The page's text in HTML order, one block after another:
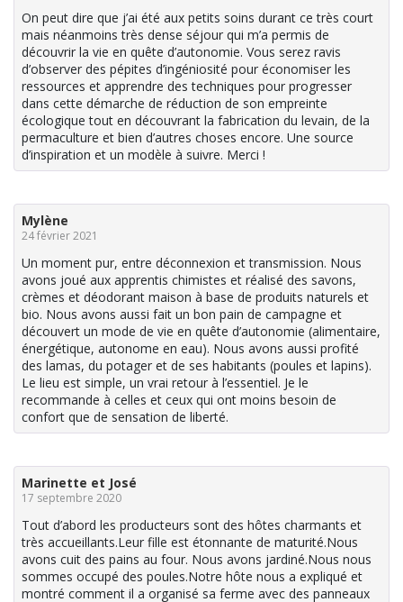
On peut dire que j’ai été aux petits soins durant ce très court
mais néanmoins très dense séjour qui m’a permis de
découvrir la vie en quête d’autonomie. Vous serez ravis
d’observer des pépites d’ingéniosité pour économiser les
ressources et apprendre des techniques pour progresser
dans cette démarche de réduction de son empreinte
écologique tout en découvrant la fabrication du levain, de la
permaculture et bien d’autres choses encore. Une source
d’inspiration et un modèle à suivre. Merci !
Mylène
24 février 2021
Un moment pur, entre déconnexion et transmission. Nous
avons joué aux apprentis chimistes et réalisé des savons,
crèmes et déodorant maison à base de produits naturels et
bio. Nous avons aussi fait un bon pain de campagne et
découvert un mode de vie en quête d’autonomie (alimentaire,
énergétique, autonome en eau). Nous avons aussi profité
des lamas, du potager et de ses habitants (poules et lapins).
Le lieu est simple, un vrai retour à l’essentiel. Je le
recommande à celles et ceux qui ont moins besoin de
confort que de sensation de liberté.
Marinette et José
17 septembre 2020
Tout d’abord les producteurs sont des hôtes charmants et
très accueillants.Leur fille est étonnante de maturité.Nous
avons cuit des pains au four. Nous avons jardiné.Nous nous
sommes occupé des poules.Notre hôte nous a expliqué et
montré comment il a organisé sa ferme avec des panneaux